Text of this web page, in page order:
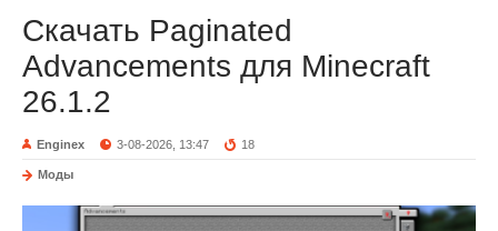
Скачать Paginated
Advancements для Minecraft
26.1.2
Enginex 3-08-2026, 13:47 18
Моды